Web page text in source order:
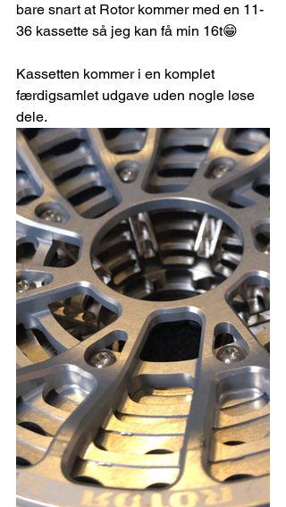
bare snart at Rotor kommer med en 11-
36 kassette så jeg kan få min 16t😁
Kassetten kommer i en komplet
færdigsamlet udgave uden nogle løse
dele.